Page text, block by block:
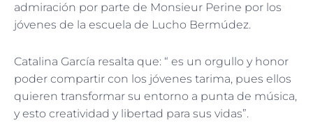
admiración por parte de Monsieur Perine por los
jóvenes de la escuela de Lucho Bermúdez.
Catalina García resalta que: “ es un orgullo y honor
poder compartir con los jóvenes tarima, pues ellos
quieren transformar su entorno a punta de música,
y esto creatividad y libertad para sus vidas”.